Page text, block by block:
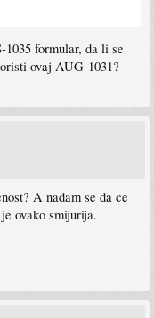
formular, da li se
ovaj AUG-1031?
A nadam se da ce
ovako smijurija.